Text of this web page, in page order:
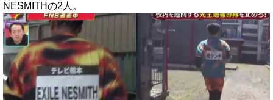
NESMITHの2人。